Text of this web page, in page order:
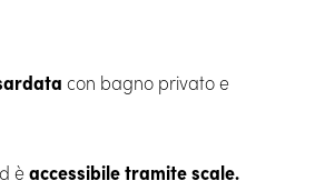
con bagno privato e
èaccessibiletramitescale.